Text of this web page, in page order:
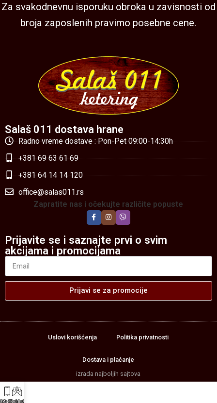
Za svakodnevnu isporuku obroka u zavisnosti od
broja zaposlenih pravimo posebne cene.
Salaš 011 dostava hrane
Radno vreme dostave : Pon-Pet 09:00-14:30h
+381 69 63 61 69
+381 64 14 14 120
office@salas011.rs
Zapratite nas i očekujte različite popuste
Prijavite se i saznajte prvi o svim
akcijama i promocijama
Prijavi se za promocije
Uslovi korišćenja Politika privatnosti
Dostava i plaćanje
izrada najboljih sajtova
63 61 69